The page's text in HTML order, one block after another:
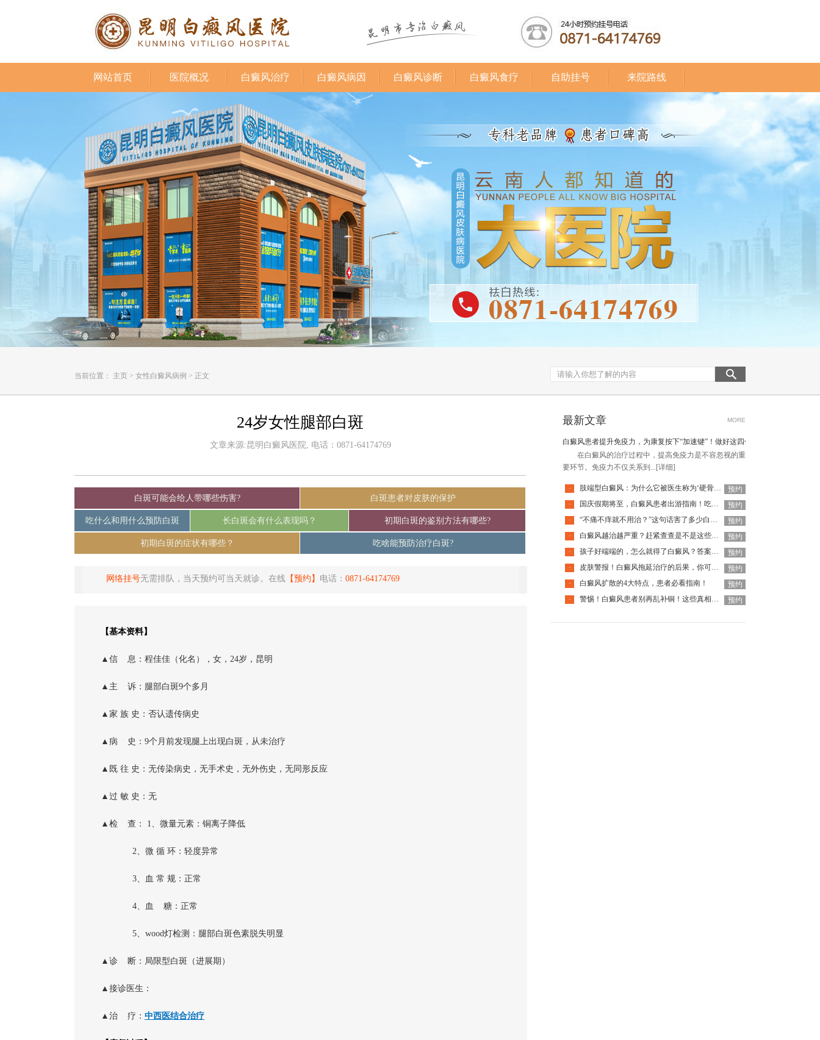
网站首页 医院概况 白癜风治疗 白癜风病因 白癜风诊断 白癜风食疗 自助挂号 来院路线
当前位置： 主页 > 女性白癜风病例 > 正文
24岁女性腿部白斑
文章来源:昆明白癜风医院, 电话：0871-64174769
白斑可能会给人带哪些伤害? 白斑患者对皮肤的保护
吃什么和用什么预防白斑 长白斑会有什么表现吗？ 初期白斑的鉴别方法有哪些?
初期白斑的症状有哪些？ 吃啥能预防治疗白斑?
网络挂号无需排队，当天预约可当天就诊。在线 【预约】 电话： 0871-64174769
【基本资料】
▲信 息：程佳佳（化名），女，24岁，昆明
▲主 诉：腿部白斑9个多月
▲家 族 史：否认遗传病史
▲病 史：9个月前发现腿上出现白斑，从未治疗
▲既 往 史：无传染病史，无手术史，无外伤史，无同形反应
▲过 敏 史：无
▲检 查： 1、微量元素：铜离子降低
2、微 循 环：轻度异常
3、血 常 规：正常
4、血 糖：正常
5、wood灯检测：腿部白斑色素脱失明显
▲诊 断：局限型白斑（进展期）
▲接诊医生：
▲治 疗： 中西医结合治疗
最新文章 MORE
白癜风患者提升免疫力，为康复按下“加速键”！做好这四件事
在白癜风的治疗过程中，提高免疫力是不容忽视的重
要环节。免疫力不仅关系到... [详细]
· 肢端型白癜风：为什么它被医生称为‘硬骨头’？
预约
·
国庆假期将至，白癜风患者出游指南！吃喝玩乐不犯忌，开心度假稳
预约
·
“不痛不痒就不用治？”这句话害了多少白癜风患者！
预约
·
白癜风越治越严重？赶紧查查是不是这些原因！
预约
·
孩子好端端的，怎么就得了白癜风？答案全在这里面！
预约
·
皮肤警报！白癜风拖延治疗的后果，你可能承担不起
预约
·
白癜风扩散的4大特点，患者必看指南！
预约
·
警惕！白癜风患者别再乱补铜！这些真相你必须知道！ 预约